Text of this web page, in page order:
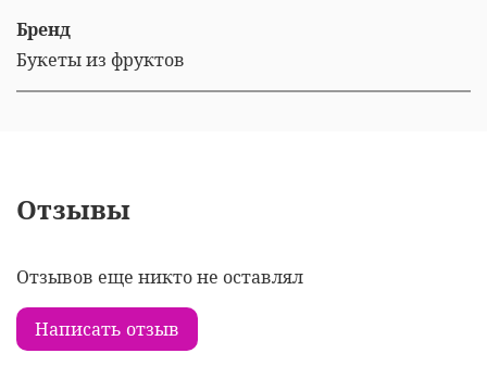
Бренд
Букеты из фруктов
Отзывы
Отзывов еще никто не оставлял
Написать отзыв